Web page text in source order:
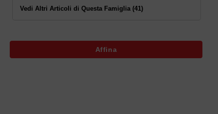
Vedi Altri Articoli di Questa Famiglia (41)
Affina